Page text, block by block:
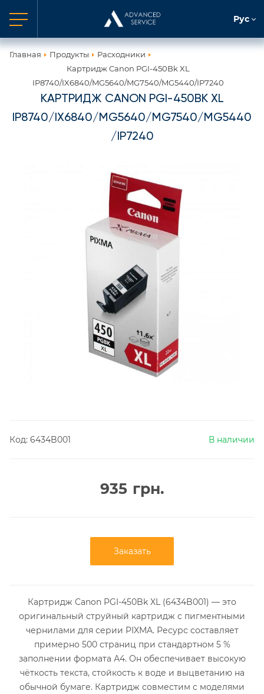
Рус
Главная Продукты
Расходники
Картридж Canon PGI-450Bk XL
IP8740/IX6840/MG5640/MG7540/MG5440/IP7240
КАРТРИДЖ CANON PGI-450BK XL
IP8740/IX6840/MG5640/MG7540/MG5440
/IP7240
Код: 6434B001 В наличии
935 грн.
Заказать
Картридж Canon PGI-450Bk XL (6434B001) — это
оригинальный струйный картридж с пигментными
чернилами для серии PIXMA. Ресурс составляет
примерно 500 страниц при стандартном 5 %
заполнении формата А4. Он обеспечивает высокую
чёткость текста, стойкость к воде и выцветанию на
обычной бумаге. Картридж совместим с моделями